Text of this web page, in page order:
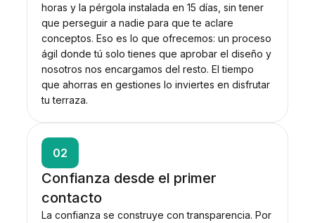
horas y la pérgola instalada en 15 días, sin tener
que perseguir a nadie para que te aclare
conceptos. Eso es lo que ofrecemos: un proceso
ágil donde tú solo tienes que aprobar el diseño y
nosotros nos encargamos del resto. El tiempo
que ahorras en gestiones lo inviertes en disfrutar
tu terraza.
02
Confianza desde el primer
contacto
La confianza se construye con transparencia. Por